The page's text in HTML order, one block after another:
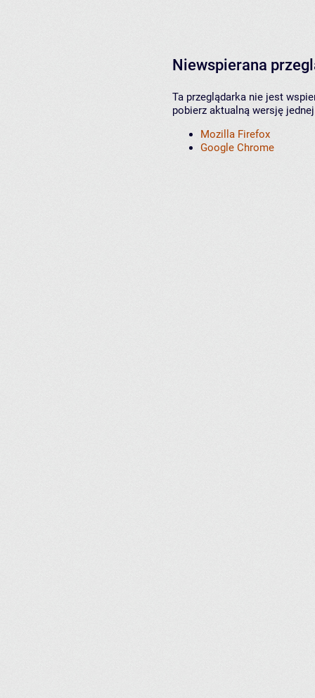
Niewspierana
Ta przeglądarka nie jest
pobierz aktualną wersję
Mozilla Firefox
Google Chrome